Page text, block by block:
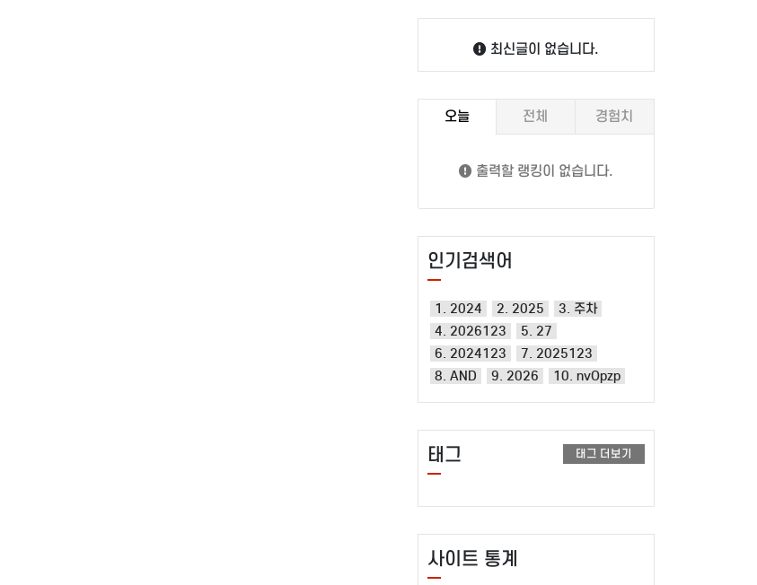
최신글이 없습니다.
오늘 전체 경험치
출력할 랭킹이 없습니다.
인기검색어
1. 2024 2. 2025
3. 주차
4. 2026123
5. 27
6. 2024123
7. 2025123
8. AND
9. 2026 10. nvOpzp
태그 태그 더보기
사이트 통계